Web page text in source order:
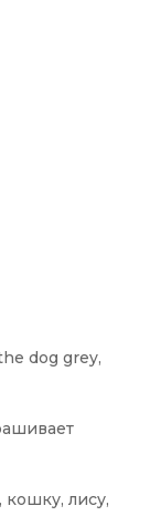
dog grey,
кошку, лису,